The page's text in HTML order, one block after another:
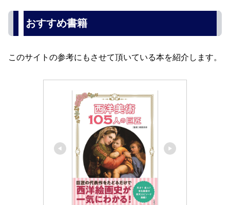
おすすめ書籍
このサイトの参考にもさせて頂いている本を紹介します。